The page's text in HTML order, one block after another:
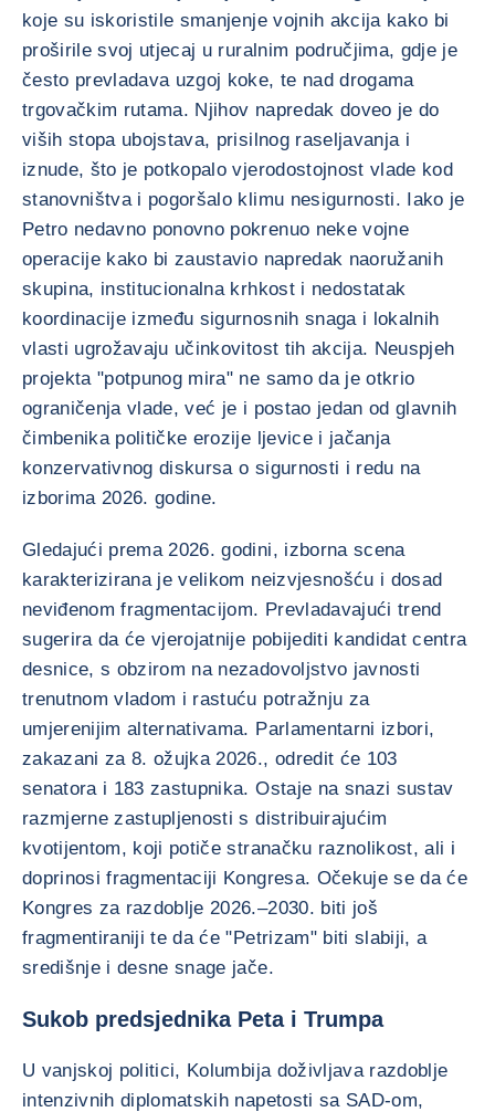
koje su iskoristile smanjenje vojnih akcija kako bi
proširile svoj utjecaj u ruralnim područjima, gdje je
često prevladava uzgoj koke, te nad drogama
trgovačkim rutama. Njihov napredak doveo je do
viših stopa ubojstava, prisilnog raseljavanja i
iznude, što je potkopalo vjerodostojnost vlade kod
stanovništva i pogoršalo klimu nesigurnosti. Iako je
Petro nedavno ponovno pokrenuo neke vojne
operacije kako bi zaustavio napredak naoružanih
skupina, institucionalna krhkost i nedostatak
koordinacije između sigurnosnih snaga i lokalnih
vlasti ugrožavaju učinkovitost tih akcija. Neuspjeh
projekta "potpunog mira" ne samo da je otkrio
ograničenja vlade, već je i postao jedan od glavnih
čimbenika političke erozije ljevice i jačanja
konzervativnog diskursa o sigurnosti i redu na
izborima 2026. godine.
Gledajući prema 2026. godini, izborna scena
karakterizirana je velikom neizvjesnošću i dosad
neviđenom fragmentacijom. Prevladavajući trend
sugerira da će vjerojatnije pobijediti kandidat centra
desnice, s obzirom na nezadovoljstvo javnosti
trenutnom vladom i rastuću potražnju za
umjerenijim alternativama. Parlamentarni izbori,
zakazani za 8. ožujka 2026., odredit će 103
senatora i 183 zastupnika. Ostaje na snazi sustav
razmjerne zastupljenosti s distribuirajućim
kvotijentom, koji potiče stranačku raznolikost, ali i
doprinosi fragmentaciji Kongresa. Očekuje se da će
Kongres za razdoblje 2026.–2030. biti još
fragmentiraniji te da će "Petrizam" biti slabiji, a
središnje i desne snage jače.
Sukob predsjednika Peta i Trumpa
U vanjskoj politici, Kolumbija doživljava razdoblje
intenzivnih diplomatskih napetosti sa SAD-om,